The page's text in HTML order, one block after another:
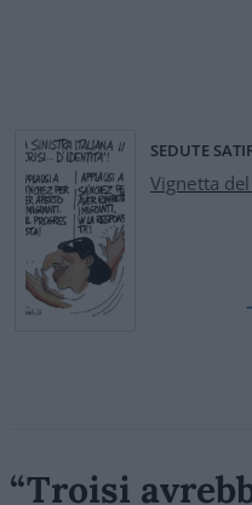
SEDUTE
Vignetta
“Troisi